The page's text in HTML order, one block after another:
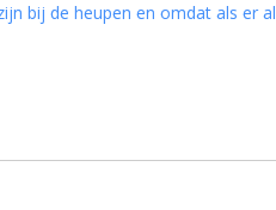
bij de heupen en omdat als er al